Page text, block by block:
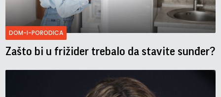
DOM-I-PORODICA
Zašto bi u frižider trebalo da stavite sunđer?